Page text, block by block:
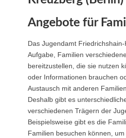
Angebote für
Das Jugendamt
Aufgabe, Familien
bereitzustellen, die sie nutzen
oder Informationen brauchen
Austausch mit anderen
Deshalb gibt es
verschiedenen Trägern der
Beispielsweise gibt es die
Familien besuchen können,